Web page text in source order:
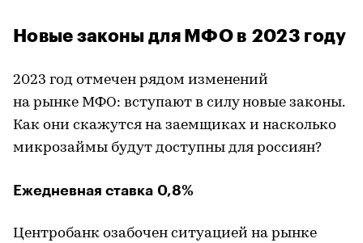
Новые законы для МФО в 2023 году
2023 год отмечен рядом изменений
на рынке МФО: вступают в силу новые законы.
Как они скажутся на заемщиках и насколько
микрозаймы будут доступны для россиян?
Ежедневная ставка 0,8%
Центробанк озабочен ситуацией на рынке